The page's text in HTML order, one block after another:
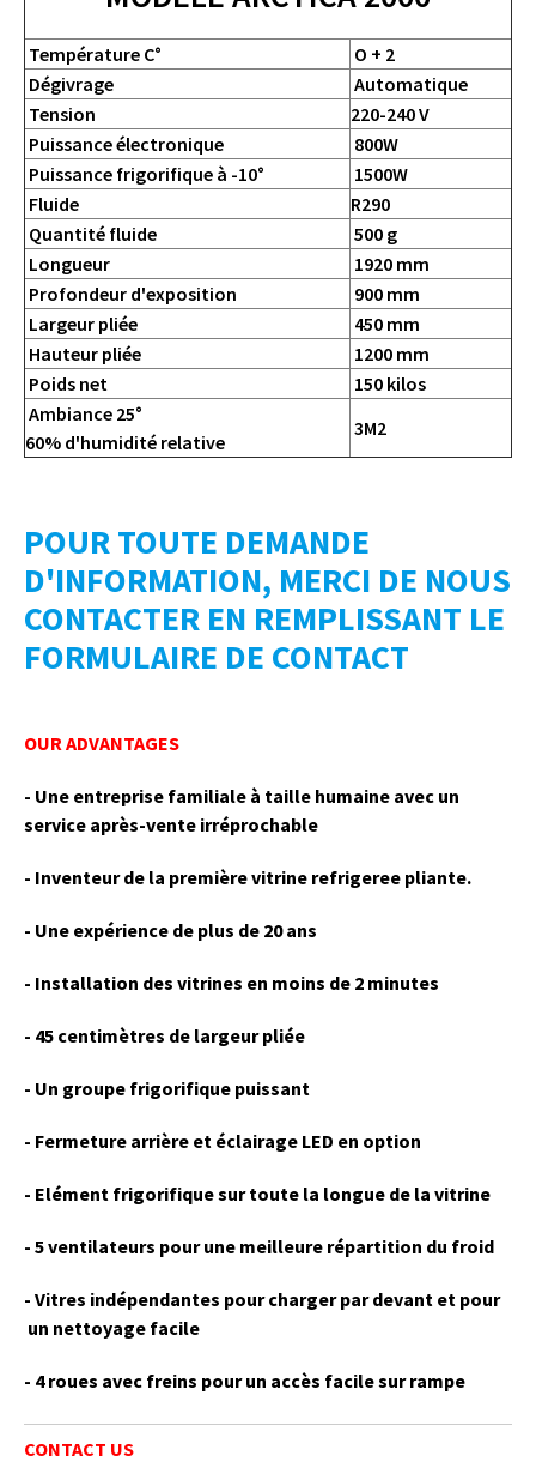
Température C°
O + 2
Dégivrage
Automatique
Tension
220-240 V
Puissance électronique
800W
Puissance frigorifique à -10°
1500W
Fluide
R290
Quantité fluide
500 g
Longueur
1920 mm
Profondeur d'exposition
900 mm
Largeur pliée
450 mm
Hauteur pliée
1200 mm
Poids net
150 kilos
Ambiance 25°
60% d'humidité relative
3M2
POUR TOUTE DEMANDE
D'INFORMATION, MERCI DE NOUS
CONTACTER EN REMPLISSANT LE
FORMULAIRE DE CONTACT
OUR ADVANTAGES
- Une entreprise familiale à taille humaine avec un
service après-vente irréprochable
- Inventeur de la première vitrine refrigeree pliante.
- Une expérience de plus de 20 ans
- Installation des vitrines en moins de 2 minutes
- 45 centimètres de largeur pliée
- Un groupe frigorifique puissant
- Fermeture arrière et éclairage LED en option
- Elément frigorifique sur toute la longue de la vitrine
- 5 ventilateurs pour une meilleure répartition du froid
- Vitres indépendantes pour charger par devant et pour
un nettoyage facile
- 4 roues avec freins pour un accès facile sur rampe
CONTACT US